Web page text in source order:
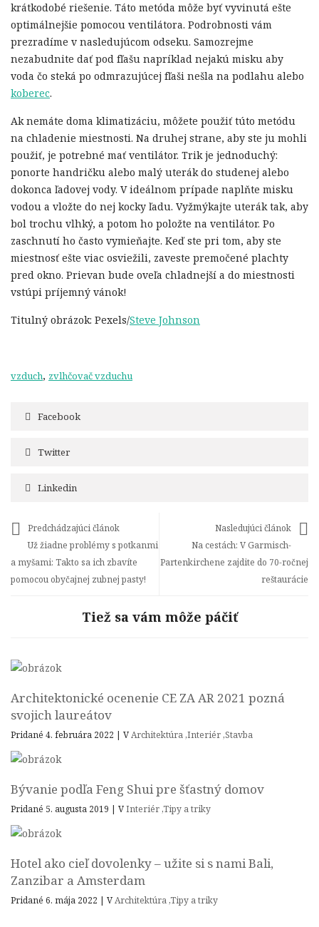
krátkodobé riešenie. Táto metóda môže byť vyvinutá ešte
optimálnejšie pomocou ventilátora. Podrobnosti vám
prezradíme v nasledujúcom odseku. Samozrejme
nezabudnite dať pod fľašu napríklad nejakú misku aby
voda čo steká po odmrazujúcej fľaši nešla na podlahu alebo
koberec.
Ak nemáte doma klimatizáciu, môžete použiť túto metódu
na chladenie miestnosti. Na druhej strane, aby ste ju mohli
použiť, je potrebné mať ventilátor. Trik je jednoduchý:
ponorte handričku alebo malý uterák do studenej alebo
dokonca ľadovej vody. V ideálnom prípade naplňte misku
vodou a vložte do nej kocky ľadu. Vyžmýkajte uterák tak, aby
bol trochu vlhký, a potom ho položte na ventilátor. Po
zaschnutí ho často vymieňajte. Keď ste pri tom, aby ste
miestnosť ešte viac osviežili, zaveste premočené plachty
pred okno. Prievan bude oveľa chladnejší a do miestnosti
vstúpi príjemný vánok!
Titulný obrázok: Pexels/Steve Johnson
vzduch, zvlhčovač vzduchu
Facebook
Twitter
Linkedin
Predchádzajúci článok
Už žiadne problémy s potkanmi
a myšami: Takto sa ich zbavíte
pomocou obyčajnej zubnej pasty!
Nasledujúci článok
Na cestách: V Garmisch-
Partenkirchene zajdite do 70-ročnej
reštaurácie
Tiež sa vám môže páčiť
Architektonické ocenenie CE ZA AR 2021 pozná
svojich laureátov
Pridané 4. februára 2022 | VArchitektúra ,Interiér ,Stavba
Bývanie podľa Feng Shui pre šťastný domov
Pridané 5. augusta 2019 | VInteriér ,Tipy a triky
Hotel ako cieľ dovolenky – užite si s nami Bali,
Zanzibar a Amsterdam
Pridané 6. mája 2022 | VArchitektúra ,Tipy a triky